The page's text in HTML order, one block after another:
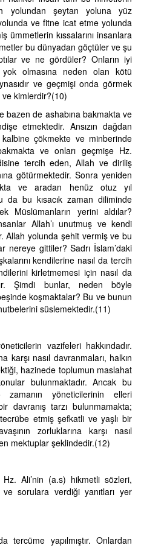
yolundan şeytan yoluna yüz
ve fitne icat etme yolunda
ümmetlerin kıssalarını insanlara
bu dünyadan göçtüler ve şu
ve ne gördüler? Onların iyi
olmasına neden olan kötü
ve geçmişi onda görmek
kimlerdir?(10)
bazen de ashabına bakmakta ve
etmektedir. Ansızın dağdan
çökmekte ve minberinde
ve onları geçmişe Hz.
tercih eden, Allah ve diriliş
götürmektedir. Sonra yeniden
ve aradan henüz otuz yıl
bu kısacık zaman diliminde
Müslümanların yerini aldılar?
Allah’ı unutmuş ve kendi
Allah yolunda şehit vermiş ve bu
nereye gittiler? Sadrı İslam’daki
kendilerine nasıl da tercih
kirletmemesi için nasıl da
Şimdi bunlar, neden böyle
koşmaktalar? Bu ve bunun
süslemektedir.(11)
vazifeleri hakkındadır.
karşı nasıl davranmaları, halkın
hazinede toplumun maslahat
bulunmaktadır. Ancak bu
zamanın yöneticilerinin elleri
davranış tarzı bulunmamakta;
etmiş şefkatli ve yaşlı bir
zorluklarına karşı nasıl
mektuplar şeklindedir.(12)
Ali’nin (a.s) hikmetli sözleri,
sorulara verdiği yanıtları yer
tercüme yapılmıştır. Onlardan